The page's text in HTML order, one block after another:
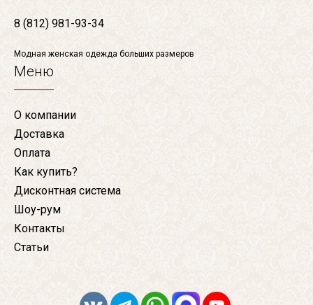
8 (812) 981-93-34
Модная женская одежда больших размеров
Меню
О компании
Доставка
Оплата
Как купить?
Дисконтная система
Шоу-рум
Контакты
Статьи